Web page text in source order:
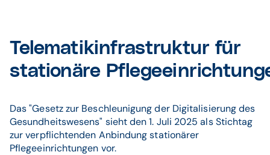
Telematikinfrastruktur für
stationäre
Das "Gesetz zur Beschleunigung der Digitalisierung des
Gesundheitswesens" sieht den 1. Juli 2025 als Stichtag
zur verpflichtenden Anbindung stationärer
Pflegeeinrichtungen vor.